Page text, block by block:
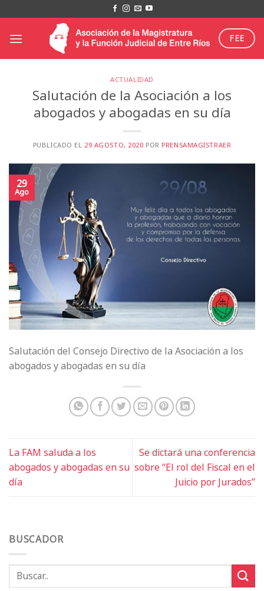
al
contenido
FEE
BUSCADOR
ACTUALIDAD
Salutación de la Asociación a los
abogados y abogadas en su día
PUBLICADO EL 29 AGOSTO, 2020 POR PRENSAMAGISTRAER
29
Ago
Salutación del Consejo Directivo de la Asociación a los
abogados y abogadas en su día
La FAM saluda a los
abogados y abogadas en su
día
Se dictará una conferencia
sobre “El rol del Fiscal en el
Juicio por Jurados”